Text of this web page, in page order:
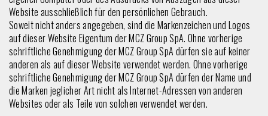
Website ausschließlich für den persönlichen Gebrauch.
Soweit nicht anders angegeben, sind die Markenzeichen und Logos
auf dieser Website Eigentum der MCZ Group SpA. Ohne vorherige
schriftliche Genehmigung der MCZ Group SpA dürfen sie auf keiner
anderen als auf dieser Website verwendet werden. Ohne vorherige
schriftliche Genehmigung der MCZ Group SpA dürfen der Name und
die Marken jeglicher Art nicht als Internet-Adressen von anderen
Websites oder als Teile von solchen verwendet werden.